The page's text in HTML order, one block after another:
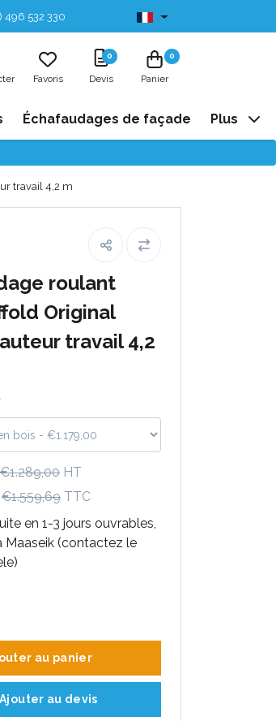
496 532 330 Disponibles de stock
Favoris
0
Devis
0
Panier
Échafaudages de façade Plus
travail 4,2 m
roulant
Original
travail 4,2
€1.289,00 HT
€1.559,69 TTC
en 1-3 jours ouvrables,
Maaseik (contactez le
au panier
Ajouter au devis